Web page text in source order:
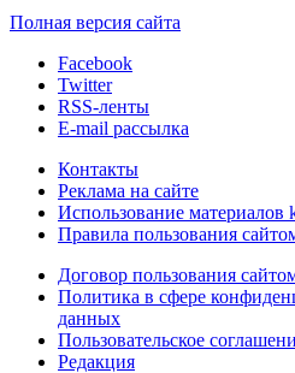
Полная версия сайта
Facebook
Twitter
RSS-ленты
E-mail рассылка
Контакты
Реклама на сайте
Использование материалов
Правила пользования
Договор пользования
Политика в сфере
данных
Пользовательское
Редакция